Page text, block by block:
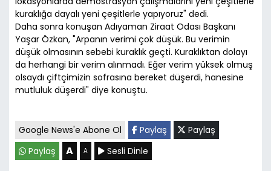
kuraklığa dayalı yeni çeşitlerle yapıyoruz" dedi.
Daha sonra konuşan Adıyaman Ziraat Odası Başkanı
Yaşar Özkan, "Arpanın verimi çok düşük. Bu verimin
düşük olmasının sebebi kuraklık geçti. Kuraklıktan dolayı
da herhangi bir verim alınmadı. Eğer verim yüksek olmuş
olsaydı çiftçimizin sofrasına bereket düşerdi, hanesine
mutluluk düşerdi" diye konuştu.
Google News'e Abone Ol Paylaş
Paylaş
Paylaş
A A Sesli Dinle